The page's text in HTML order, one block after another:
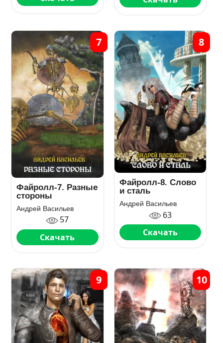
Файролл-7. Разные
стороны
Андрей Васильев
57
Скачать
7
Файролл-8. Слово
и сталь
Андрей Васильев
63
Скачать
8
9 10